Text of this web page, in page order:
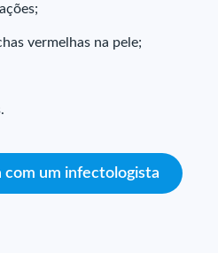
vermelhas na pele;
com um infectologista